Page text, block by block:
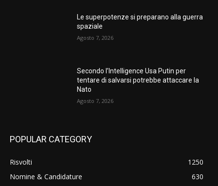
Le superpotenze si preparano alla guerra
spaziale
Agosto 7, 2026
Secondo l’Intelligence Usa Putin per
tentare di salvarsi potrebbe attaccare la
Nato
Agosto 7, 2026
POPULAR CATEGORY
Risvolti
1250
Nomine & Candidature
630